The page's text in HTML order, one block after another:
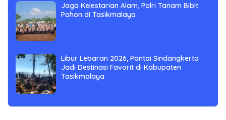
Jaga Kelestarian Alam, Polri Tanam Bibit
Pohon di Tasikmalaya
Libur Lebaran 2026, Pantai Sindangkerta
Jadi Destinasi Favorit di Kabupaten
Tasikmalaya